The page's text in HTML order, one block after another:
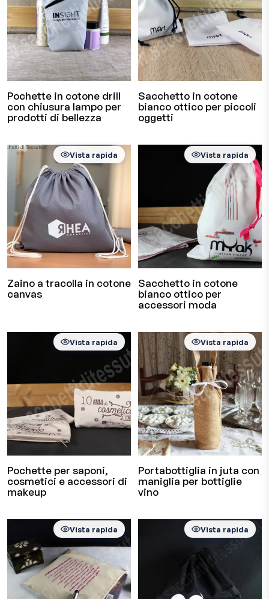
Pochette in cotone drill
con chiusura lampo per
prodotti di bellezza
Sacchetto in cotone
bianco ottico per piccoli
oggetti
Zaino a tracolla in cotone
canvas
Vista rapida
Sacchetto in cotone
bianco ottico per
accessori moda
Vista rapida
Pochette per saponi,
cosmetici e accessori di
makeup
Vista rapida
Portabottiglia in juta con
maniglia per bottiglie
vino
Vista rapida
Vista rapida Vista rapida